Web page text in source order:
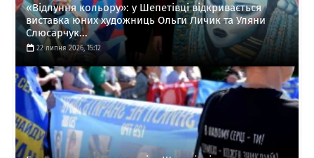
«Відлуння кольору»: у Шепетівці відкривається
виставка юних художниць Ольги Личик та Уляни
Слюсарчук...
22 липня 2026, 15:12